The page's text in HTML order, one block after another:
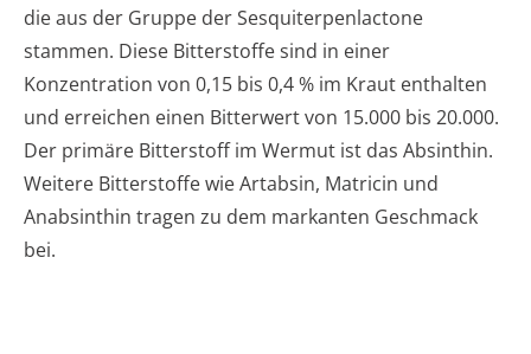
die aus der Gruppe der Sesquiterpenlactone
stammen. Diese Bitterstoffe sind in einer
Konzentration von 0,15 bis 0,4 % im Kraut enthalten
und erreichen einen Bitterwert von 15.000 bis 20.000.
Der primäre Bitterstoff im Wermut ist das Absinthin.
Weitere Bitterstoffe wie Artabsin, Matricin und
Anabsinthin tragen zu dem markanten Geschmack
bei.